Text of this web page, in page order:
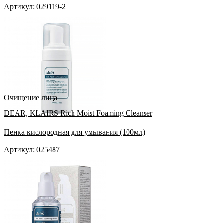
Артикул: 029119-2
Очищение лица
DEAR, KLAIRS Rich Moist Foaming Cleanser
Пенка кислородная для умывания (100мл)
Артикул: 025487